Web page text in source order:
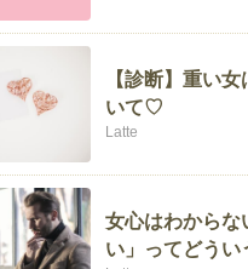
【診断】重い
いて♡
Latte
女心はわからな
い」ってどうい